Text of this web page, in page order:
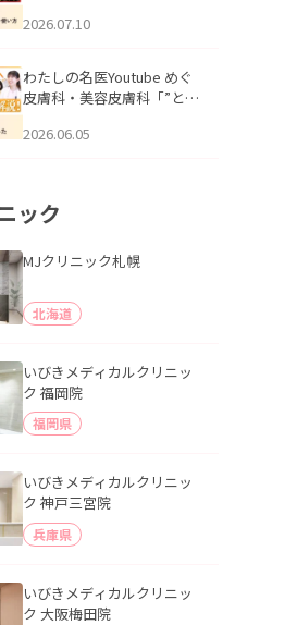
医師が明かす副作用・リバ
公開いたしました。
2026.07.10
わたしの名医Youtube めぐ
皮膚科・美容皮膚科「”とお
ッズの肌悩みに本気で答え
2026.06.05
ック
MJクリニック札幌
北海道
いびきメディカルクリニッ
ク 福岡院
福岡県
いびきメディカルクリニッ
ク 神戸三宮院
兵庫県
いびきメディカルクリニッ
ク 大阪梅田院